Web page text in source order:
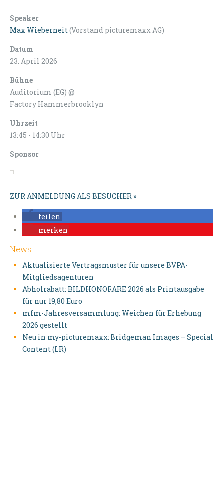
Speaker
Max Wieberneit(Vorstand picturemaxx AG)
Datum
23. April 2026
Bühne
Auditorium (EG) @
Factory Hammerbrooklyn
Uhrzeit
13:45 - 14:30 Uhr
Sponsor
ZUR ANMELDUNG ALS BESUCHER »
teilen
merken
News
Aktualisierte Vertragsmuster für unsere BVPA-
Mitgliedsagenturen
Abholrabatt: BILDHONORARE 2026 als Printausgabe
für nur 19,80 Euro
mfm-Jahresversammlung: Weichen für Erhebung
2026 gestellt
Neu in my-picturemaxx: Bridgeman Images – Special
Content (LR)